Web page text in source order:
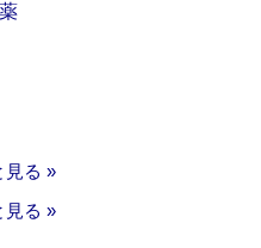
見る »
見る »